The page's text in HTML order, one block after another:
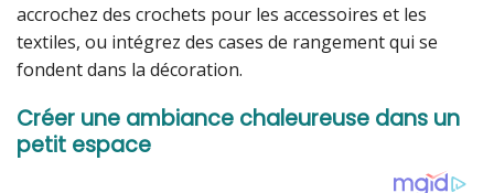
accrochez des crochets pour les accessoires et les
textiles, ou intégrez des cases de rangement qui se
fondent dans la décoration.
Créer une ambiance chaleureuse dans un
petit espace